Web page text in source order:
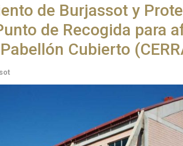
de Burjassot y
de Recogida para
Cubierto